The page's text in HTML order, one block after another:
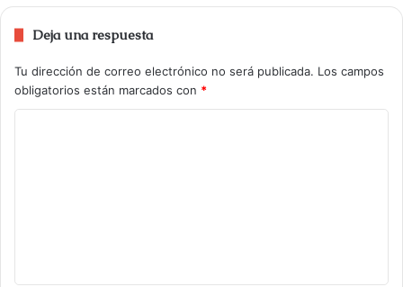
Deja una respuesta
Tu dirección de correo electrónico no será publicada. Los campos
obligatorios están marcados con *